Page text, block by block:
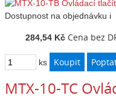
Dostupnost na objednávku i
284,54 Kč Cena bez
ks
MTX-10-TC